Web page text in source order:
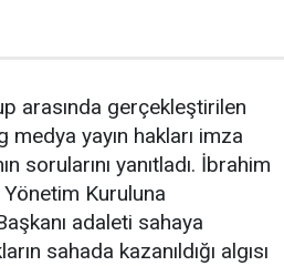
arasında gerçekleştirilen
yayın hakları imza
sorularını yanıtladı. İbrahim
Yönetim Kuruluna
adaleti sahaya
sahada kazanıldığı algısı